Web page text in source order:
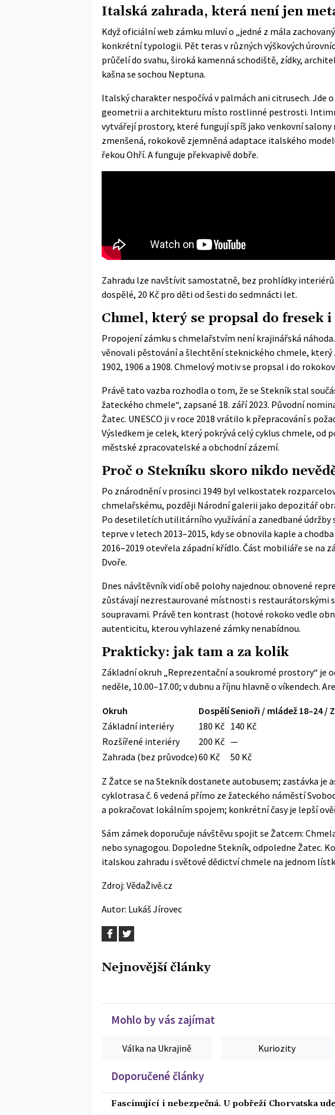
Italská zahrada, která není jen
Kdyžoficiální web zámku mluví o „jedné z mála
konkrétní typologii. Pět teras v různých výškových
průčelí do svahu, široká kamenná schodiště, zídky,
kašna se sochou Neptuna.
Italský charakter nespočívá v palmách ani citrusech. Jde
geometrii a architekturu místo rostlinné pestrosti.
vytvářejí prostory, které fungují spíš jako venkovní salony
zmenšená, rokokově zjemněná adaptace italského
řekou Ohří. A funguje překvapivě dobře.
Zahradu lze navštívit samostatně, bez prohlídky interiérů.
dospělé, 20 Kč pro děti od šesti do sedmnácti let.
Chmel, který se propsal do fresek i
Propojení zámku s chmelařstvím není krajinářská
věnovali pěstování a šlechtění steknického chmele, který
1902, 1906 a 1908. Chmelový motiv se propsal i do
Právě tato vazba rozhodla o tom, že se Stekník stal
žateckého chmele“, zapsané 18. září 2023. Původní
Žatec. UNESCO ji v roce 2018 vrátilo k přepracování s
Výsledkem je celek, který pokrývá celý cyklus chmele, od
městské zpracovatelské a obchodní zázemí.
Proč o Stekníku skoro nikdo
Po znárodnění v prosinci 1949 byl velkostatek
chmelařskému, později Národní galerii jako depozitář
Po desetiletích utilitárního využívání a zanedbané
teprve v letech 2013–2015, kdy se obnovila kaple a
2016–2019 otevřela západní křídlo. Část mobiliáře se na
Dvoře.
Dnes návštěvník vidí obě polohy najednou: obnovené
zůstávají nezrestaurované místnosti s restaurátorskými
soupravami. Právě ten kontrast (hotové rokoko vedle
autenticitu, kterou vyhlazené zámky nenabídnou.
Prakticky: jak tam a za kolik
Základní okruh „Reprezentační a soukromé prostory“ je
neděle, 10.00–17.00; v dubnu a říjnu hlavně o víkendech.
Okruh DospělíSenioři / mládež 18–24 /
Základní interiéry
180 Kč 140 Kč
Rozšířené interiéry
200 Kč —
Zahrada (bez průvodce)60 Kč 50 Kč
Z Žatce se na Stekník dostanete autobusem; zastávka je
cyklotrasa č. 6 vedená přímo ze žateckého náměstí
a pokračovat lokálním spojem; konkrétní časy je lepší
Sám zámek doporučuje návštěvu spojit se Žatcem:
nebo synagogou. Dopoledne Stekník, odpoledne Žatec.
italskou zahradu i světové dědictví chmele na jednom
Zdroj: VědaŽivě.cz
Autor: Lukáš Jírovec
Nejnovější články
Mohlo by vás zajímat
Válka na Ukrajině Kuriozity
Doporučené články
Fascinující i nebezpečná. U pobřeží Chorvatska